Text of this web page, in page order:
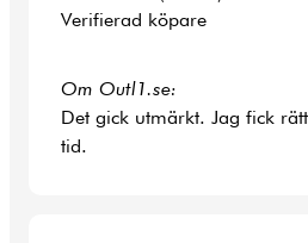
Verifierad köpare
Om Outl1.se:
Det gick utmärkt. Jag fick
tid.